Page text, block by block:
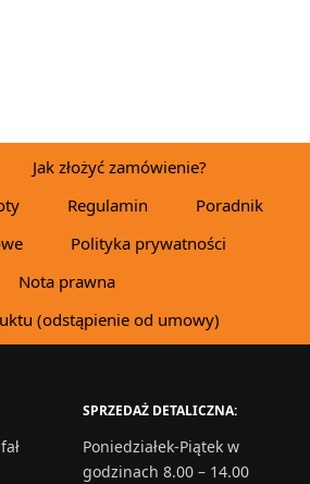
Jak złożyć zamówienie?
Regulamin
Poradnik
Polityka prywatności
Nota prawna
(odstąpienie od umowy)
SPRZEDAŻ DETALICZNA:
Poniedziałek-Piątek w
godzinach 8.00 – 14.00